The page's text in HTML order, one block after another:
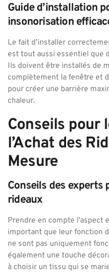
Guide d’installation
insonorisation
Le fait d’installer
est tout aussi essentiel que
Ils doivent être installés de
complètement la fenêtre et
pour créer une barrière
chaleur.
Conseils pour
l’Achat des
Mesure
Conseils des experts
rideaux
Prendre en compte l’aspect
important que leur fonction
ne sont pas uniquement
également une touche
à choisir un tissu qui se